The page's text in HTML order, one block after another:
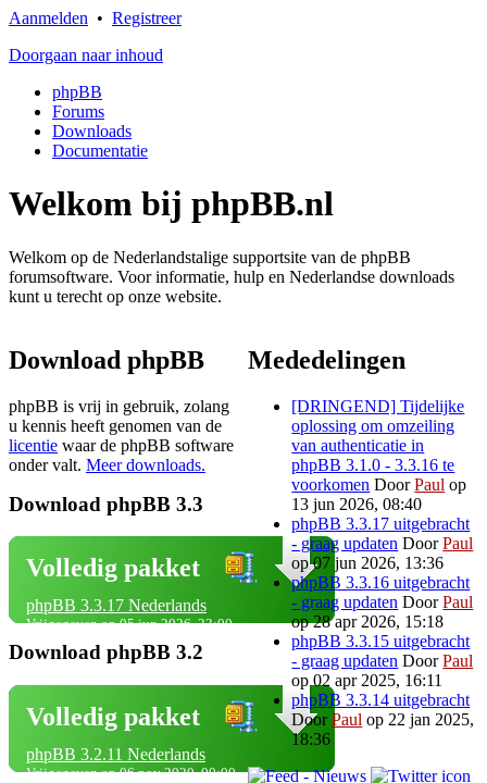
Aanmelden • Registreer
Doorgaan naar inhoud
phpBB
Forums
Downloads
Documentatie
Welkom bij phpBB.nl
Welkom op de Nederlandstalige supportsite van de phpBB
forumsoftware. Voor informatie, hulp en Nederlandse downloads
kunt u terecht op onze website.
Download phpBB
phpBB is vrij in gebruik, zolang
u kennis heeft genomen van de
licentie waar de phpBB software
onder valt. Meer downloads.
Download phpBB 3.3
Volledig pakket
phpBB 3.3.17 Nederlands
Vrijgegeven op 05 jun 2026, 23:00
Download phpBB 3.2
Volledig pakket
phpBB 3.2.11 Nederlands
Vrijgegeven op 06 nov 2020, 00:00
Mededelingen
[DRINGEND] Tijdelijke
oplossing om omzeiling
van authenticatie in
phpBB 3.1.0 - 3.3.16 te
voorkomen DoorPaul op
13 jun 2026, 08:40
phpBB 3.3.17 uitgebracht
- graag updaten DoorPaul
op 07 jun 2026, 13:36
phpBB 3.3.16 uitgebracht
- graag updaten DoorPaul
op 28 apr 2026, 15:18
phpBB 3.3.15 uitgebracht
- graag updaten DoorPaul
op 02 apr 2025, 16:11
phpBB 3.3.14 uitgebracht
DoorPaul op 22 jan 2025,
18:36